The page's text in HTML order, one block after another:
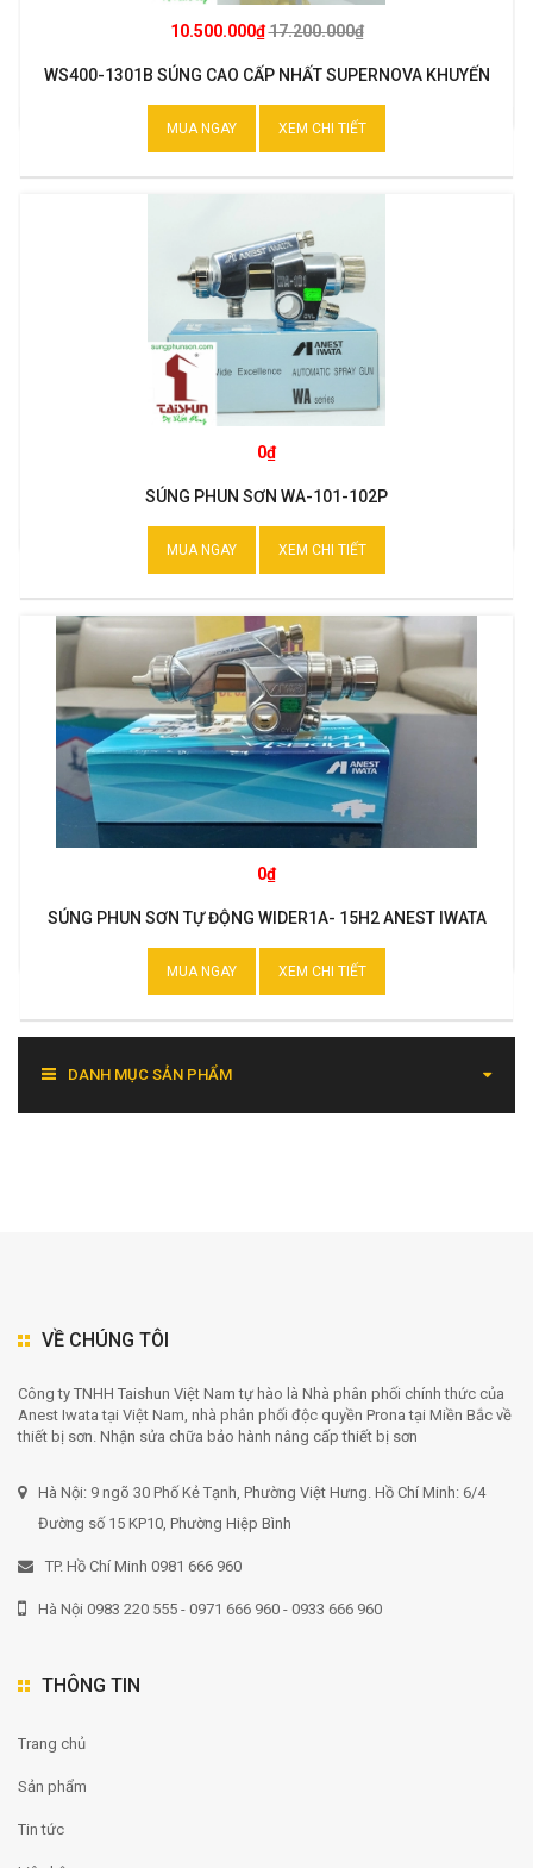
10.500.000₫17.200.000₫
WS400-1301B SÚNG CAO CẤP NHẤT SUPERNOVA KHUYẾN
MUA NGAY XEM CHI TIẾT
0₫
SÚNG PHUN SƠN WA-101-102P
MUA NGAY XEM CHI TIẾT
0₫
SÚNG PHUN SƠN TỰ ĐỘNG WIDER1A- 15H2 ANEST IWATA
MUA NGAY XEM CHI TIẾT
DANH MỤC SẢN PHẨM
VỀ CHÚNG TÔI
Công ty TNHH Taishun Việt Nam tự hào là Nhà phân phối chính thức của
Anest Iwata tại Việt Nam, nhà phân phối độc quyền Prona tại Miền Bắc về
thiết bị sơn. Nhận sửa chữa bảo hành nâng cấp thiết bị sơn
Hà Nội: 9 ngõ 30 Phố Kẻ Tạnh, Phường Việt Hưng. Hồ Chí Minh: 6/4
Đường số 15 KP10, Phường Hiệp Bình
TP. Hồ Chí Minh 0981 666 960
Hà Nội 0983 220 555 - 0971 666 960 - 0933 666 960
THÔNG TIN
Trang chủ
Sản phẩm
Tin tức